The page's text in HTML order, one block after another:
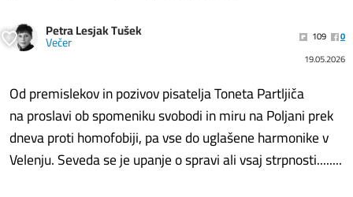
Petra Lesjak Tušek
Večer 109
0
19.05.2026
Od premislekov in pozivov pisatelja Toneta Partljiča
na proslavi ob spomeniku svobodi in miru na Poljani prek
dneva proti homofobiji, pa vse do uglašene harmonike v
Velenju. Seveda se je upanje o spravi ali vsaj strpnosti........